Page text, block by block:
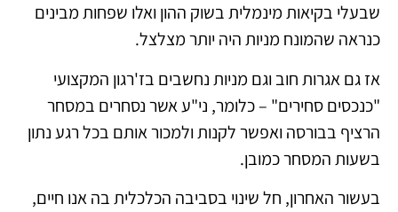
שבעלי בקיאות מינמלית בשוק ההון ואלו שפחות מבינים
כנראה שהמונח מניות היה יותר מצלצל.
אז גם אגרות חוב וגם מניות נחשבים בז'רגון המקצועי
"כנכסים סחירים" – כלומר, ני"ע אשר נסחרים במסחר
הרציף בבורסה ואפשר לקנות ולמכור אותם בכל רגע נתון
בשעות המסחר כמובן.
בעשור האחרון, חל שינוי בסביבה הכלכלית בה אנו חיים,